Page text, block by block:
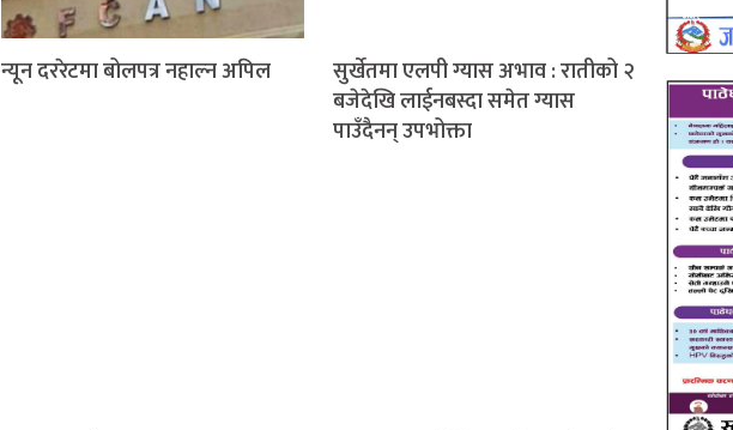
न्यून दररेटमा बोलपत्र नहाल्न अपिल
सुर्खेतमा एलपी ग्यास अभाव : रातीको २
बजेदेखि लाईनबस्दा समेत ग्यास
पाउँदैनन् उपभोक्ता